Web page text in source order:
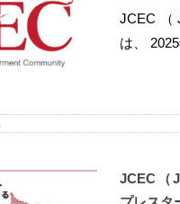
JCEC（
は、
JCEC（